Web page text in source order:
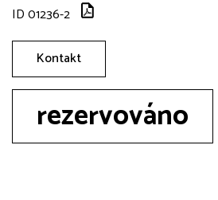
ID 01236-2
Kontakt
rezervováno